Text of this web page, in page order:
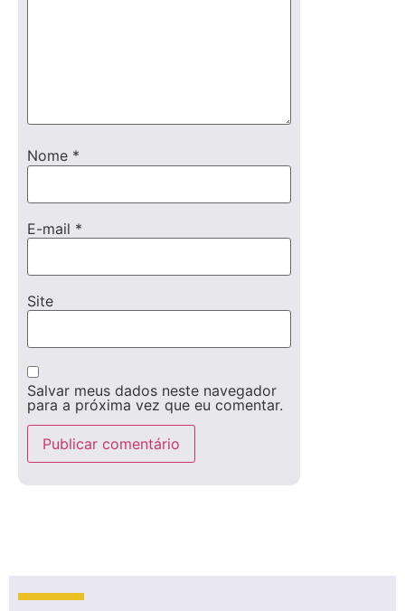
Nome *
E-mail *
Site
Salvar meus dados neste navegador
para a próxima vez que eu comentar.